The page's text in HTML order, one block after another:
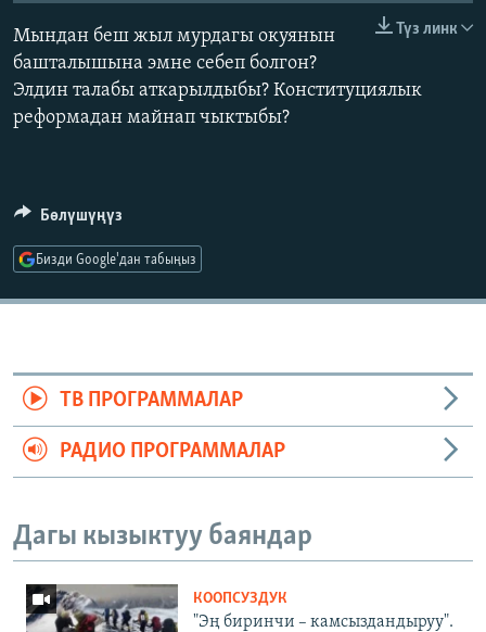
АЗАТТЫК+
ЫҢГАЙСЫЗ СУРООЛОР
Түз линк
Мындан беш жыл мурдагы окуянын
башталышына эмне себеп болгон?
Элдин талабы аткарылдыбы? Конституциялык
реформадан майнап чыктыбы?
Бөлүшүңүз
Бизди Google'дан табыңыз
ТВ ПРОГРАММАЛАР
РАДИО ПРОГРАММАЛАР
Дагы кызыктуу баяндар
КООПСУЗДУК
"Эң биринчи – камсыздандыруу".